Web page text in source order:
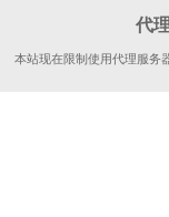
代
本站现在限制使用代理服务